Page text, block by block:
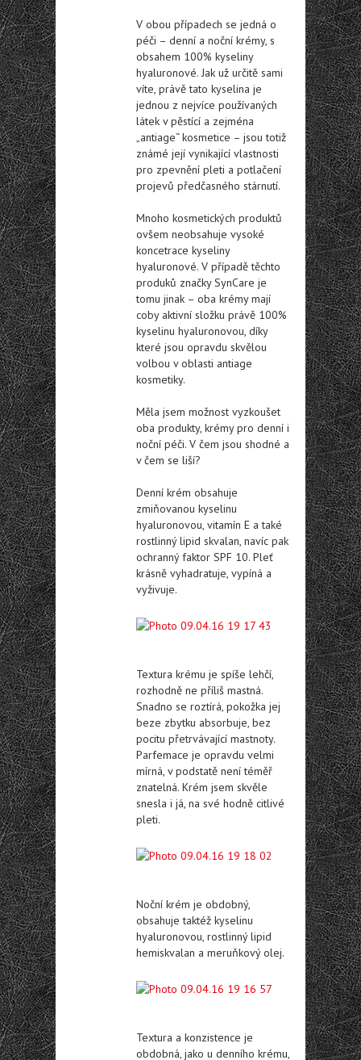
V obou případech se jedná o
péči – denní a noční krémy, s
obsahem 100% kyseliny
hyaluronové. Jak už určitě sami
víte, právě tato kyselina je
jednou z nejvíce používaných
látek v pěstící a zejména
„antiage“ kosmetice – jsou totiž
známé její vynikající vlastnosti
pro zpevnění pleti a potlačení
projevů předčasného stárnutí.
Mnoho kosmetických produktů
ovšem neobsahuje vysoké
koncetrace kyseliny
hyaluronové. V případě těchto
produků značky SynCare je
tomu jinak – oba krémy mají
coby aktivní složku právě 100%
kyselinu hyaluronovou, díky
které jsou opravdu skvělou
volbou v oblasti antiage
kosmetiky.
Měla jsem možnost vyzkoušet
oba produkty, krémy pro denní i
noční péči. V čem jsou shodné a
v čem se liší?
Denní krém obsahuje
zmiňovanou kyselinu
hyaluronovou, vitamín E a také
rostlinný lipid skvalan, navíc pak
ochranný faktor SPF 10. Pleť
krásně vyhadratuje, vypíná a
vyživuje.
Textura krému je spíše lehčí,
rozhodně ne příliš mastná.
Snadno se roztírá, pokožka jej
beze zbytku absorbuje, bez
pocitu přetrvávající mastnoty.
Parfemace je opravdu velmi
mírná, v podstatě není téměř
znatelná. Krém jsem skvěle
snesla i já, na své hodně citlivé
pleti.
Noční krém je obdobný,
obsahuje taktéž kyselinu
hyaluronovou, rostlinný lipid
hemiskvalan a meruňkový olej.
Textura a konzistence je
obdobná, jako u denního krému,